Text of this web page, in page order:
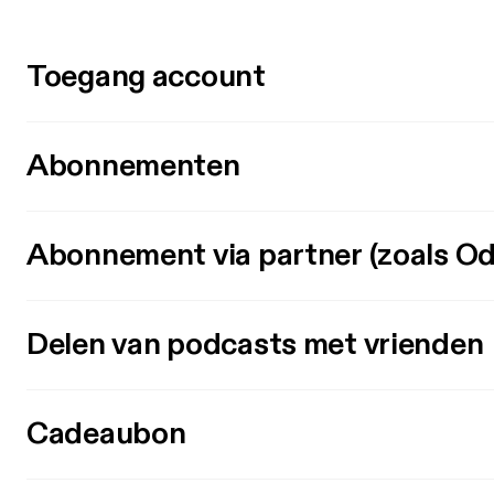
Toegang account
Abonnementen
Abonnement via partner (zoals
Delen van podcasts met vrienden
Cadeaubon